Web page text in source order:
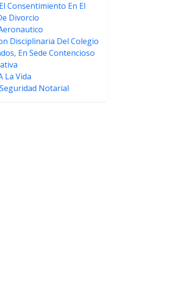
Consentimiento En El
Divorcio
Disciplinaria Del Colegio
En Sede Contencioso
La Vida
Notarial